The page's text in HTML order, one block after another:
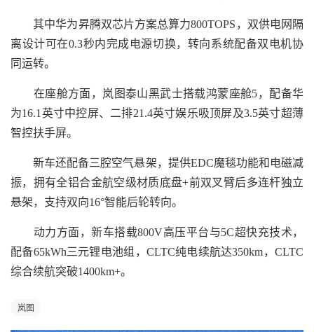
其中华为昇腾双芯片方案总算力800TOPS，双供电网隔
离设计可在0.3秒内完成电源切换，转向系统配备双电机协
同运转。
在座舱方面，岚图泰山黑武士搭载鸿蒙座舱5，配备华
为16.1英寸中控屏、二排21.4英寸娱乐吸顶屏及3.5英寸超薄
智控扶手屏。
新车还配备三腔空气悬架，提供EDC魔毯功能和电磁减
振，拥有全铝合金航空级材质底盘+前双叉臂后多连杆独立
悬架，支持双向16°智能后轮转向。
动力方面，新车搭载800V高压平台与5C超快充技术，
配备65kWh三元锂电池组，CLTC纯电续航达350km，CLTC
综合续航突破1400km+。
岚图